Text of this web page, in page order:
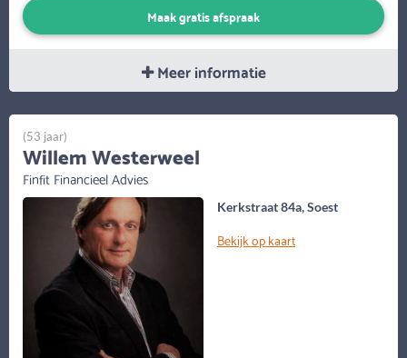
Maak gratis afspraak
Meer informatie
Kerkstraat 84a, Soest
Bekijk op kaart
(53 jaar)
Willem Westerweel
Finfit Financieel Advies